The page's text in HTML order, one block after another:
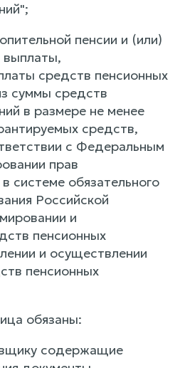
пенсии и (или)
выплаты,
средств пенсионных
суммы средств
в размере не менее
средств,
с Федеральным
прав
системе обязательного
Российской
и
пенсионных
и осуществлении
пенсионных
обязаны:
содержащие